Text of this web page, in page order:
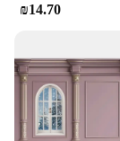
₪14.70